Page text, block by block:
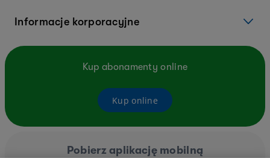
Informacje korporacyjne
Kup abonamenty online
Kup online
Pobierz aplikację mobilną